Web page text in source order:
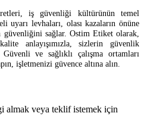
iş güvenliği kültürünün temel
uyarı levhaları, olası kazaların önüne
güvenliğini sağlar. Ostim Etiket olarak,
anlayışımızla, sizlerin güvenlik
Güvenli ve sağlıklı çalışma ortamları
işletmenizi güvence altına alın.
almak veya teklif istemek için